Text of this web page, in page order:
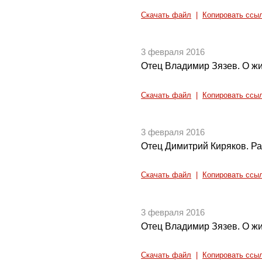
Скачать файл Копировать
3 февраля 2016
Отец Владимир Зязев. О
Скачать файл Копировать
3 февраля 2016
Отец Димитрий Киряков.
Скачать файл Копировать
3 февраля 2016
Отец Владимир Зязев. О
Скачать файл Копировать